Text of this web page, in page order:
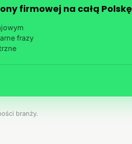
firmowej na całą Polskę
frazy
branży.